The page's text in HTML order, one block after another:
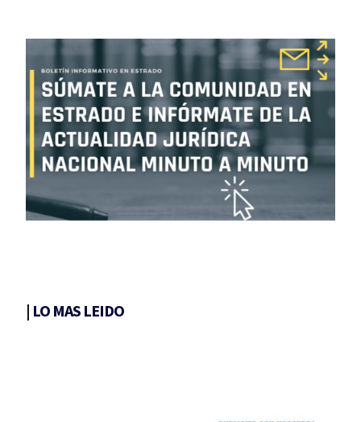
| LO MAS LEIDO